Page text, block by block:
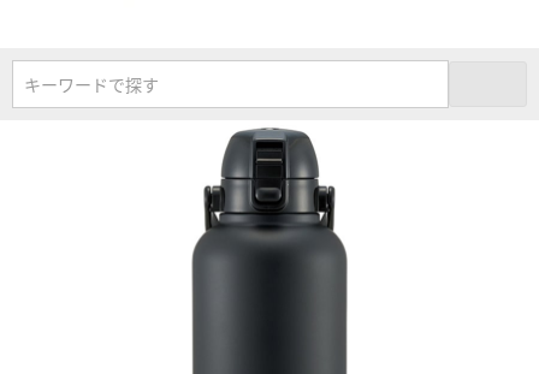
キーワードで探す